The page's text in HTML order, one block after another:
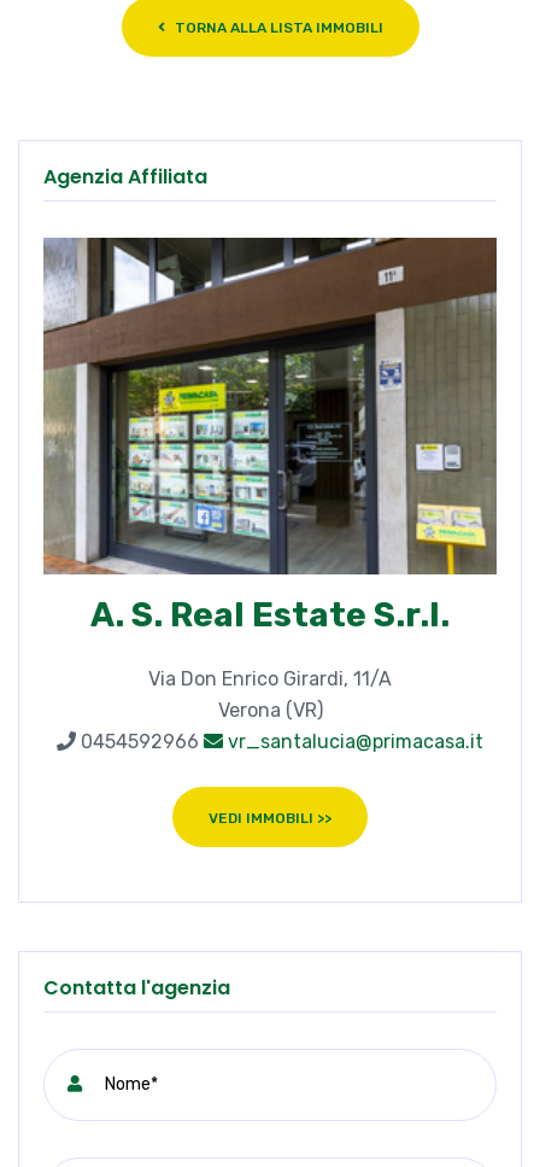
TORNA ALLA LISTA IMMOBILI
Agenzia Affiliata
A. S. Real Estate S.r.l.
Via Don Enrico Girardi, 11/A
Verona (VR)
0454592966
vr_santalucia@primacasa.it
VEDI IMMOBILI >>
Contatta l'agenzia